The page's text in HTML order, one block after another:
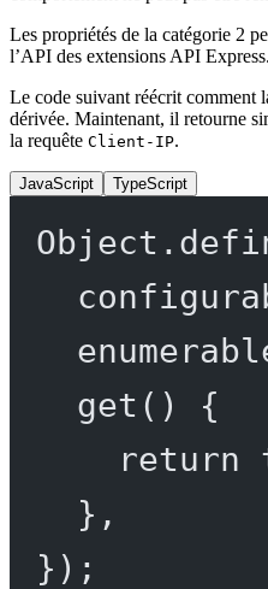
Les propriétés de la catégorie 2
l’API des extensions API Express.
Le code suivant réécrit comment
dérivée. Maintenant, il retourne
la requête Client-IP.
JavaScript TypeScript
Object.
get () {
return
},
});